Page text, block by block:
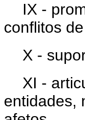
IX -
conflitos
X -
XI -
entidades,